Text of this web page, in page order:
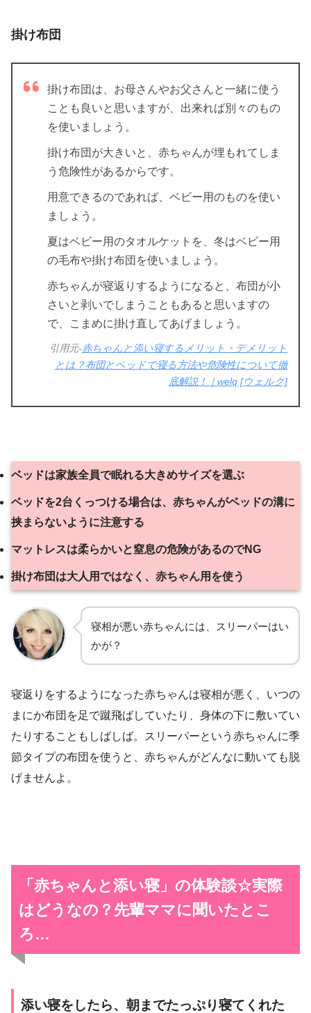
掛け布団
掛け布団は、お母さんやお父さんと一緒に使う
ことも良いと思いますが、出来れば別々のもの
を使いましょう。
掛け布団が大きいと、赤ちゃんが埋もれてしま
う危険性があるからです。
用意できるのであれば、ベビー用のものを使い
ましょう。
夏はベビー用のタオルケットを、冬はベビー用
の毛布や掛け布団を使いましょう。
赤ちゃんが寝返りするようになると、布団が小
さいと剥いでしまうこともあると思いますの
で、こまめに掛け直してあげましょう。
引用元-赤ちゃんと添い寝するメリット・デメリット
とは？布団とベッドで寝る方法や危険性について徹
底解説！｜welq [ウェルク]
ベッドは家族全員で眠れる大きめサイズを選ぶ
ベッドを2台くっつける場合は、赤ちゃんがベッドの溝に
挟まらないように注意する
マットレスは柔らかいと窒息の危険があるのでNG
掛け布団は大人用ではなく、赤ちゃん用を使う
寝相が悪い赤ちゃんには、スリーパーはい
かが？
寝返りをするようになった赤ちゃんは寝相が悪く、いつの
まにか布団を足で蹴飛ばしていたり、身体の下に敷いてい
たりすることもしばしば。スリーパーという赤ちゃんに季
節タイプの布団を使うと、赤ちゃんがどんなに動いても脱
げませんよ。
「赤ちゃんと添い寝」の体験談☆実際
はどうなの？先輩ママに聞いたとこ
ろ…
添い寝をしたら、朝までたっぷり寝てくれた